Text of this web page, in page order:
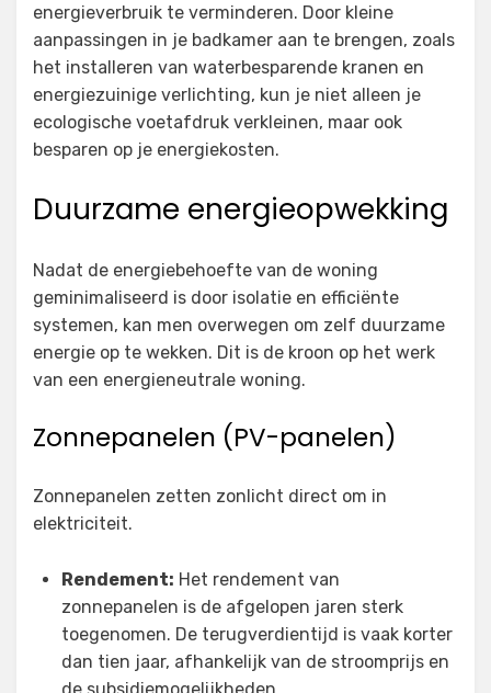
energieverbruik te verminderen. Door kleine
aanpassingen in je badkamer aan te brengen, zoals
het installeren van waterbesparende kranen en
energiezuinige verlichting, kun je niet alleen je
ecologische voetafdruk verkleinen, maar ook
besparen op je energiekosten.
Duurzame energieopwekking
Nadat de energiebehoefte van de woning
geminimaliseerd is door isolatie en efficiënte
systemen, kan men overwegen om zelf duurzame
energie op te wekken. Dit is de kroon op het werk
van een energieneutrale woning.
Zonnepanelen (PV-panelen)
Zonnepanelen zetten zonlicht direct om in
elektriciteit.
Rendement: Het rendement van
zonnepanelen is de afgelopen jaren sterk
toegenomen. De terugverdientijd is vaak korter
dan tien jaar, afhankelijk van de stroomprijs en
de subsidiemogelijkheden.